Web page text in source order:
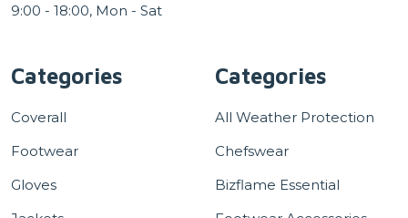
9:00 - 18:00, Mon - Sat
Categories
Coverall
Footwear
Gloves
Categories
All Weather Protection
Chefswear
Bizflame Essential